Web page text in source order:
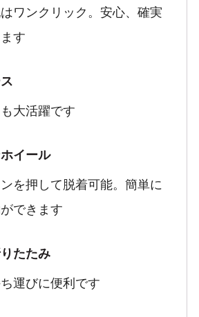
ワンクリック。安心、確実
す
大活躍です
イール
を押して脱着可能。簡単に
できます
たたみ
運びに便利です